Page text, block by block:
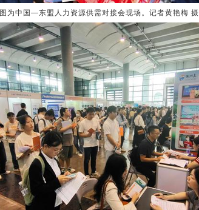
图为中国—东盟人力资源供需对接会现场。记者黄艳梅 摄